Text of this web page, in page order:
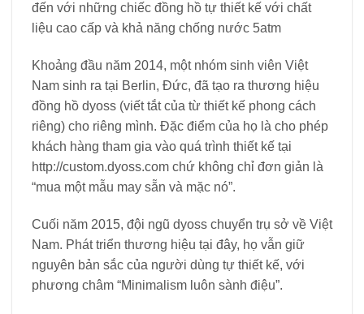
đến với những chiếc đồng hồ tự thiết kế với chất
liệu cao cấp và khả năng chống nước 5atm
Khoảng đầu năm 2014, một nhóm sinh viên Việt
Nam sinh ra tại Berlin, Đức, đã tạo ra thương hiệu
đồng hồ dyoss (viết tắt của từ thiết kế phong cách
riêng) cho riêng mình. Đặc điểm của họ là cho phép
khách hàng tham gia vào quá trình thiết kế tại
http://custom.dyoss.com chứ không chỉ đơn giản là
“mua một mẫu may sẵn và mặc nó”.
Cuối năm 2015, đội ngũ dyoss chuyển trụ sở về Việt
Nam. Phát triển thương hiệu tại đây, họ vẫn giữ
nguyên bản sắc của người dùng tự thiết kế, với
phương châm “Minimalism luôn sành điệu”.